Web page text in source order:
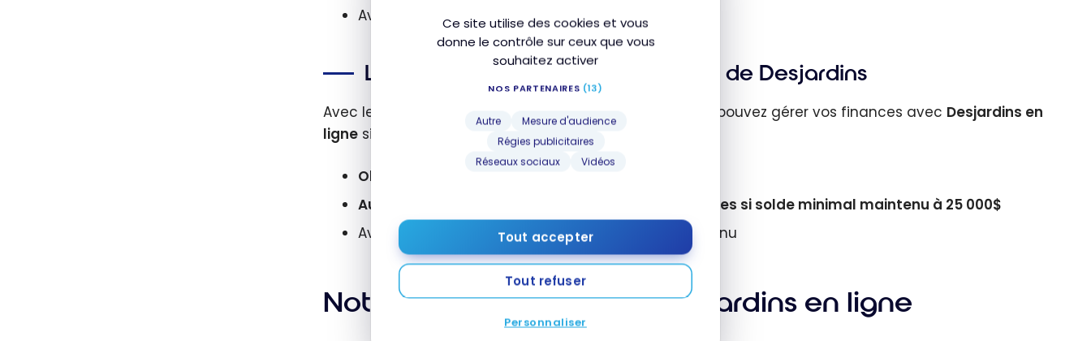
Ce site utilise des cookies et vous
donne le contrôle sur ceux que vous
souhaitez activer
NOS PARTENAIRES (13)
Autre
Mesure d'audience
Régies publicitaires
Réseaux sociaux
Vidéos
Tout accepter
Tout refuser
Personnaliser
Avec taux d’intérêt versé
Le compte à rendement supérieur de Desjardins
Avec le Compte à haut rendement de Desjardins , vous pouvez gérer vos finances avec Desjardins en
ligne si vous maintenez un solde élevé:
Obtenez un rendement supérieur
Aucun frais de service pour les opérations courantes si solde minimal maintenu à 25 000$
Avec taux d’intérêt versé, fonction du solde maintenu
Notre avis sur la banque Desjardins en ligne